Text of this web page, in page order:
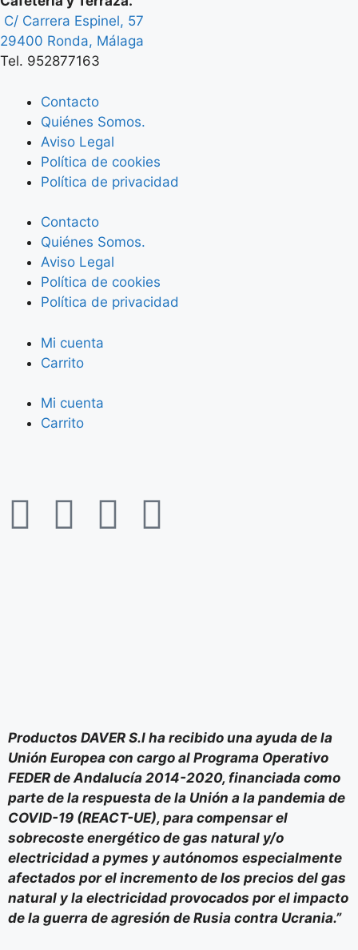
C/ Carrera Espinel, 57
29400 Ronda, Málaga
Tel. 952877163
Contacto
Quiénes Somos.
Aviso Legal
Política de cookies
Política de privacidad
Contacto
Quiénes Somos.
Aviso Legal
Política de cookies
Política de privacidad
Mi cuenta
Carrito
Mi cuenta
Carrito
Productos DAVER S.l ha recibido una ayuda de la
Unión Europea con cargo al Programa Operativo
FEDER de Andalucía 2014-2020, financiada como
parte de la respuesta de la Unión a la pandemia de
COVID-19 (REACT-UE), para compensar el
sobrecoste energético de gas natural y/o
electricidad a pymes y autónomos especialmente
afectados por el incremento de los precios del gas
natural y la electricidad provocados por el impacto
de la guerra de agresión de Rusia contra Ucrania.”